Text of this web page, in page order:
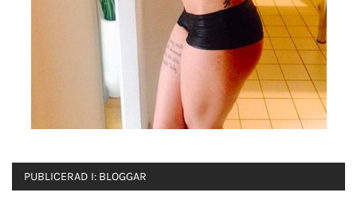
PUBLICERAD I: BLOGGAR